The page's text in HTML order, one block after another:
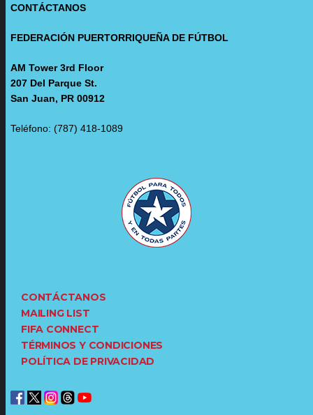
CONTÁCTANOS
FEDERACIÓN PUERTORRIQUEÑA DE FÚTBOL
AM Tower 3rd Floor
207 Del Parque St.
San Juan, PR 00912
Teléfono: (787) 418-1089
CONTÁCTANOS
MAILING LIST
FIFA CONNECT
TÉRMINOS Y CONDICIONES
POLÍTICA DE PRIVACIDAD